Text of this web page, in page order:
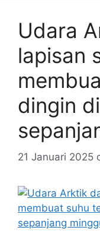
Udara
lapisan
dingin
21 Januari 2025